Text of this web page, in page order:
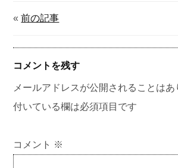
«前の記事
コメントを残す
メールアドレスが公開されることはあ
付いている欄は必須項目です
コメント ※